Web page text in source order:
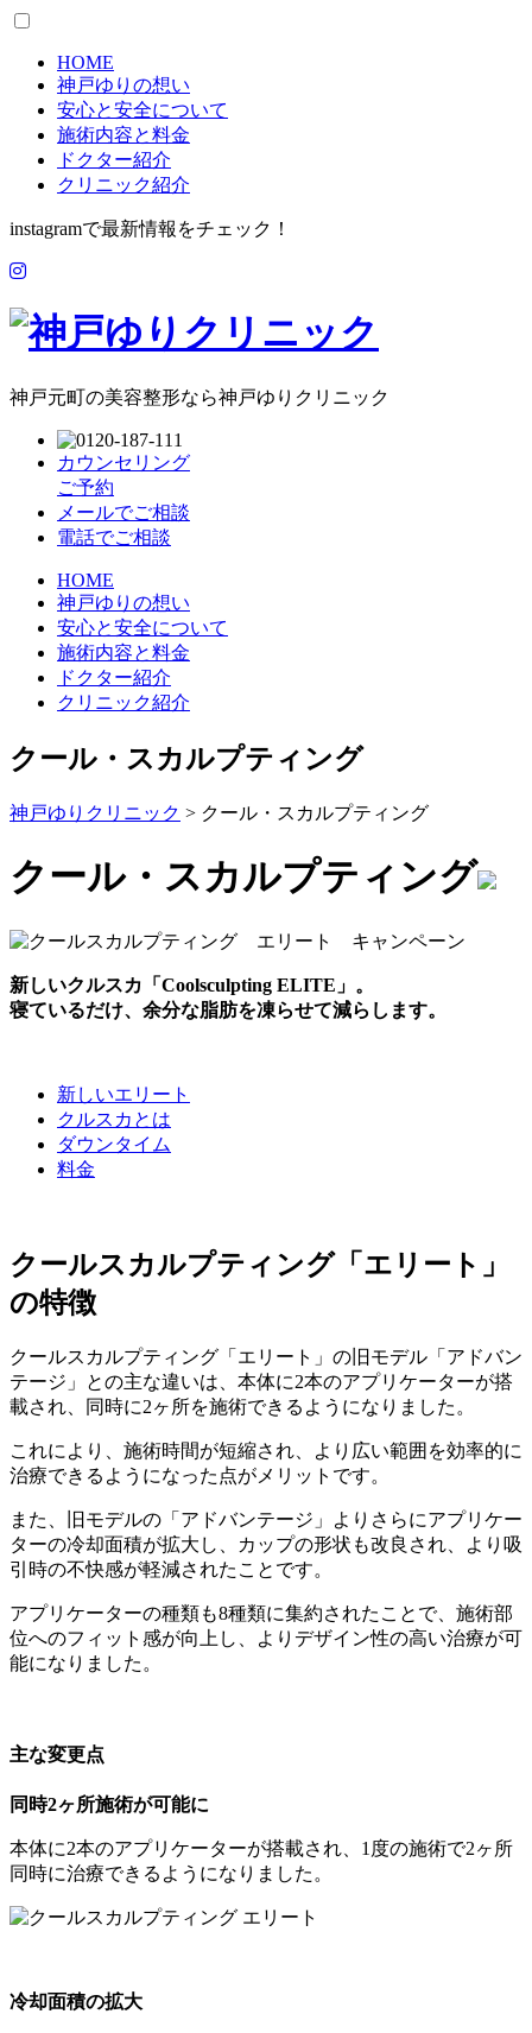
HOME
神戸ゆりの想い
安心と安全について
施術内容と料金
ドクター紹介
クリニック紹介
instagramで最新情報をチェック！
神戸元町の美容整形なら神戸ゆりクリニック
カウンセリング
ご予約
メールでご相談
電話でご相談
HOME
神戸ゆりの想い
安心と安全について
施術内容と料金
ドクター紹介
クリニック紹介
クール・スカルプティング
神戸ゆりクリニック > クール・スカルプティング
クール・スカルプティング
新しいクルスカ「Coolsculpting ELITE」。
寝ているだけ、余分な脂肪を凍らせて減らします。
新しいエリート
クルスカとは
ダウンタイム
料金
クールスカルプティング「エリート」
の特徴
クールスカルプティング「エリート」の旧モデル「アドバン
テージ」との主な違いは、本体に2本のアプリケーターが搭
載され、同時に2ヶ所を施術できるようになりました。
これにより、施術時間が短縮され、より広い範囲を効率的に
治療できるようになった点がメリットです。
また、旧モデルの「アドバンテージ」よりさらにアプリケー
ターの冷却面積が拡大し、カップの形状も改良され、より吸
引時の不快感が軽減されたことです。
アプリケーターの種類も8種類に集約されたことで、施術部
位へのフィット感が向上し、よりデザイン性の高い治療が可
能になりました。
主な変更点
同時2ヶ所施術が可能に
本体に2本のアプリケーターが搭載され、1度の施術で2ヶ所
同時に治療できるようになりました。
冷却面積の拡大